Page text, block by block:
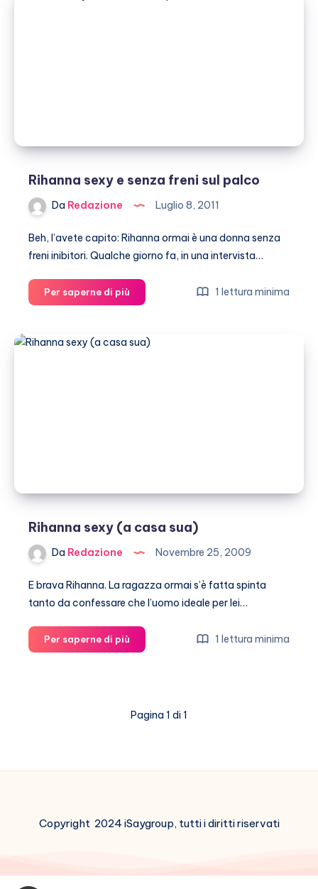
Rihanna sexy e senza freni sul palco
Da Redazione Luglio 8, 2011
Beh, l’avete capito: Rihanna ormai è una donna senza
freni inibitori. Qualche giorno fa, in una intervista…
Per saperne di più
sexy
senza
1 lettura minima
Rihanna sexy (a casa sua)
Da Redazione Novembre 25, 2009
E brava Rihanna. La ragazza ormai s’è fatta spinta
tanto da confessare che l’uomo ideale per lei…
Per saperne di più
sexy
1 lettura minima
Pagina 1 di 1
Copyright 2024 iSaygroup, tutti i diritti riservati